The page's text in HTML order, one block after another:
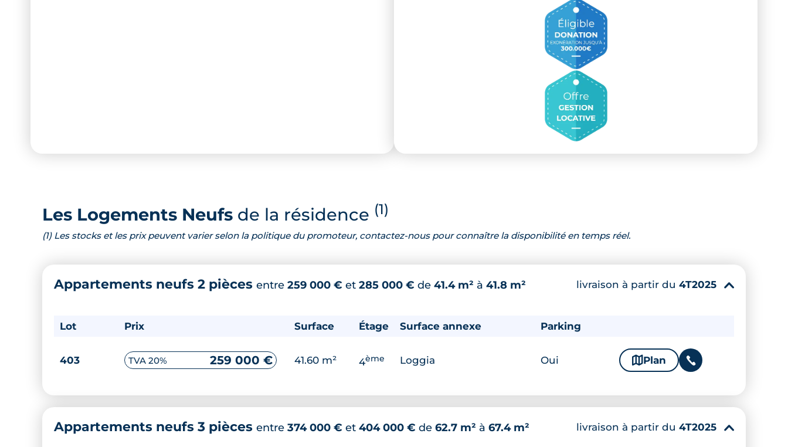
Les Logements Neufs de la résidence (1)
(1) Les stocks et les prix peuvent varier selon la politique du promoteur, contactez-nous pour connaître la disponibilité en temps réel.
Appartements neufs 2 pièces entre 259 000 € et 285 000 € de 41.4 m² à 41.8 m² livraison à partir du 4T2025 ▾
Lot Prix Surface Étage Surface annexe Parking
403 TVA 20% 259 000 € 41.60 m² 4ème Loggia Oui 🗞 Plan 📞
Appartements neufs 3 pièces entre 374 000 € et 404 000 € de 62.7 m² à 67.4 m² livraison à partir du 4T2025 ▾